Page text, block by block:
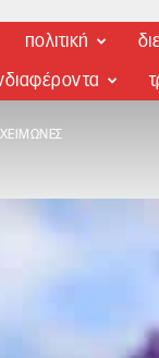
πολιτική
ΧΕΙΜΏΝΕΣ